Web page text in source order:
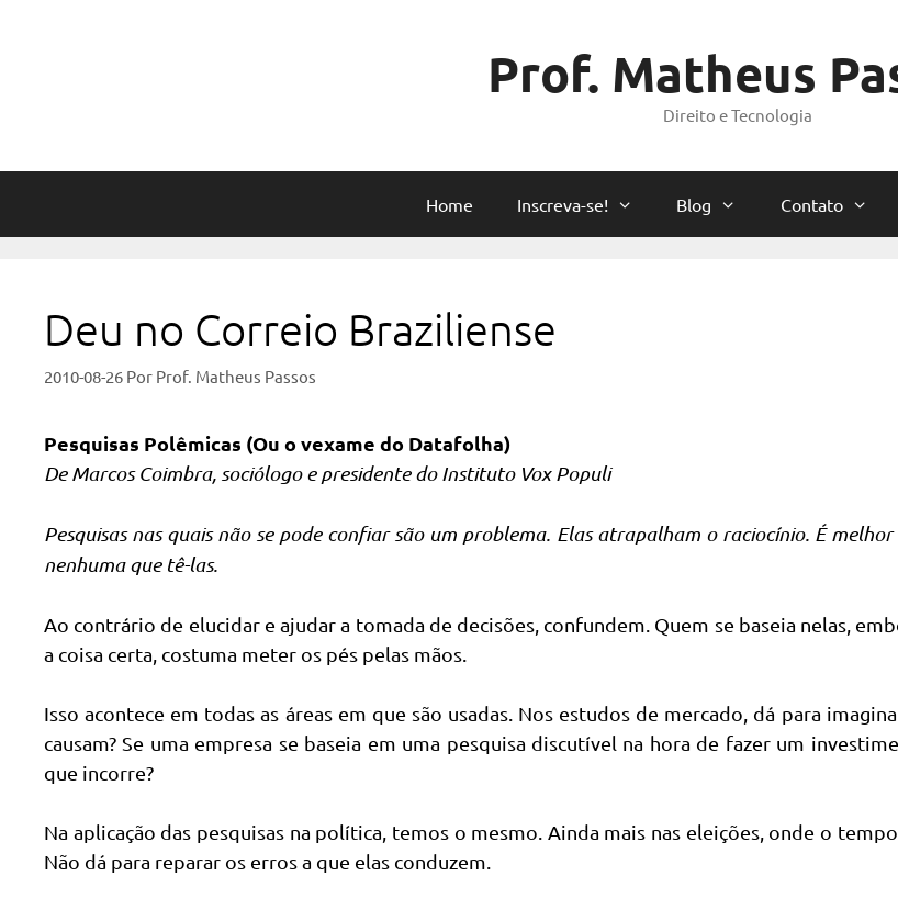
Prof. Matheus
Direito e Tecnologia
Home Inscreva-se! Blog Contato
Deu no Correio Braziliense
2010-08-26 Por Prof. Matheus Passos
Pesquisas Polêmicas (Ou o vexame do Datafolha)
De Marcos Coimbra, sociólogo e presidente do Instituto Vox Populi
Pesquisas nas quais não se pode confiar são um problema. Elas atrapalham o raciocínio. É
nenhuma que tê-las.
Ao contrário de elucidar e ajudar a tomada de decisões, confundem. Quem se baseia nelas,
a coisa certa, costuma meter os pés pelas mãos.
Isso acontece em todas as áreas em que são usadas. Nos estudos de mercado, dá para
causam? Se uma empresa se baseia em uma pesquisa discutível na hora de fazer um
que incorre?
Na aplicação das pesquisas na política, temos o mesmo. Ainda mais nas eleições, onde o
Não dá para reparar os erros a que elas conduzem.